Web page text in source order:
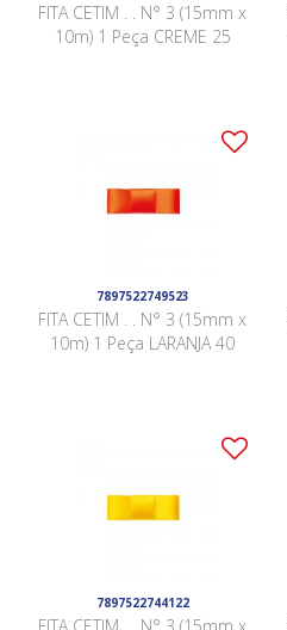
FITA CETIM . . N° 3 (15mm x
10m) 1 Peça CREME 25
7897522749523
FITA CETIM . . N° 3 (15mm x
10m) 1 Peça LARANJA 40
7897522744122